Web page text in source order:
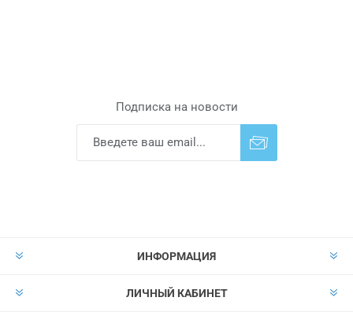
Подписка на новости
ИНФОРМАЦИЯ
ЛИЧНЫЙ КАБИНЕТ